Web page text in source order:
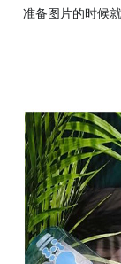
准备图片的时候